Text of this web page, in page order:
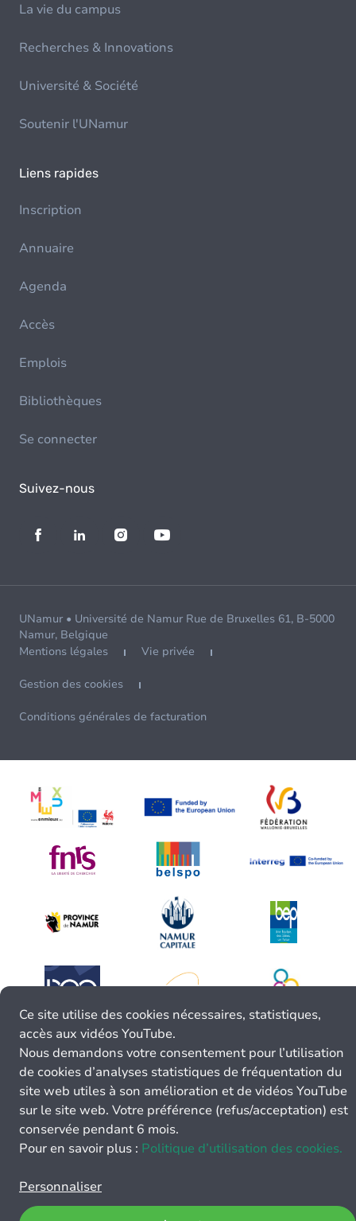
La vie du campus
Recherches & Innovations
Université & Société
Soutenir l'UNamur
Liens rapides
Inscription
Annuaire
Agenda
Accès
Emplois
Bibliothèques
Se connecter
Suivez-nous
UNamur • Université de Namur Rue de Bruxelles 61, B-5000
Namur, Belgique
Mentions légales
Vie privée
Gestion des cookies
Conditions générales de facturation
Ce site utilise des cookies nécessaires, statistiques,
accès aux vidéos YouTube.
Nous demandons votre consentement pour l’utilisation
de cookies d’analyses statistiques de fréquentation du
site web utiles à son amélioration et de vidéos YouTube
sur le site web. Votre préférence (refus/acceptation) est
conservée pendant 6 mois.
Pour en savoir plus : Politique d’utilisation des cookies.
Personnaliser